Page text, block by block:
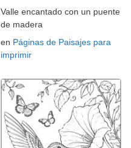
Valle encantado con un puente
de madera
en Páginas de Paisajes para
imprimir